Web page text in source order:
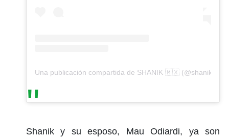
Una publicación compartida de SHANIK 🇲🇽
Shanik y su esposo, Mau Odiardi, ya son